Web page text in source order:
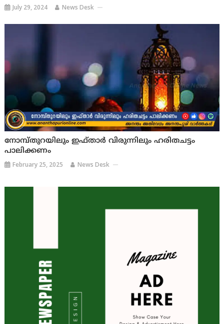
July 29, 2024 News Desk
നോമ്പ്തുറയിലും ഇഫ്താര്‍ വിരുന്നിലും ഹരിതചട്ടം
പാലിക്കണം
February 25, 2025 News Desk